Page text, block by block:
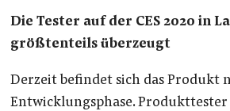
Die Tester auf der CES 2020 in
größtenteils überzeugt
Derzeit befindet sich das Produkt
Entwicklungsphase. Produkttester